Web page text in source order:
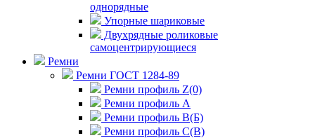
однорядные
Упорные шариковые
Двухрядные роликовые
самоцентрирующиеся
Ремни
Ремни ГОСТ 1284-89
Ремни профиль Z(0)
Ремни профиль А
Ремни профиль В(Б)
Ремни профиль С(В)